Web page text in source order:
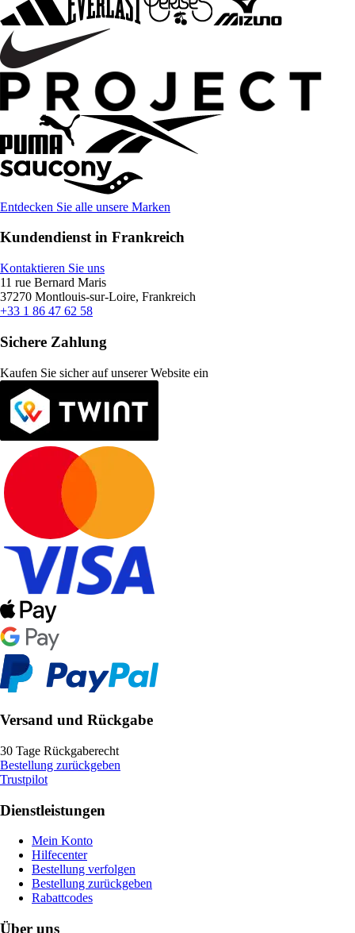
Entdecken Sie alle unsere Marken
Kundendienst in Frankreich
Kontaktieren Sie uns
11 rue Bernard Maris
37270 Montlouis-sur-Loire, Frankreich
+33 1 86 47 62 58
Sichere Zahlung
Kaufen Sie sicher auf unserer Website ein
Versand und Rückgabe
30 Tage Rückgaberecht
Bestellung zurückgeben
Trustpilot
Dienstleistungen
Mein Konto
Hilfecenter
Bestellung verfolgen
Bestellung zurückgeben
Rabattcodes
Über uns